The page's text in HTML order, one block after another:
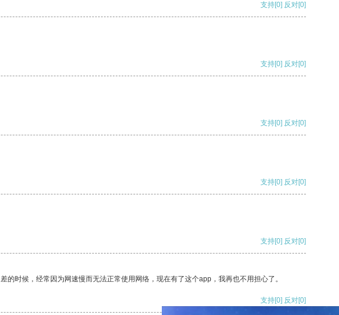
支持[0] 反对[0]
支持[0] 反对[0]
支持[0] 反对[0]
支持[0] 反对[0]
支持[0] 反对[0]
时候，经常因为网速慢而无法正常使用网络，现在有了这个app，我再也不用担心了。
支持[0] 反对[0]